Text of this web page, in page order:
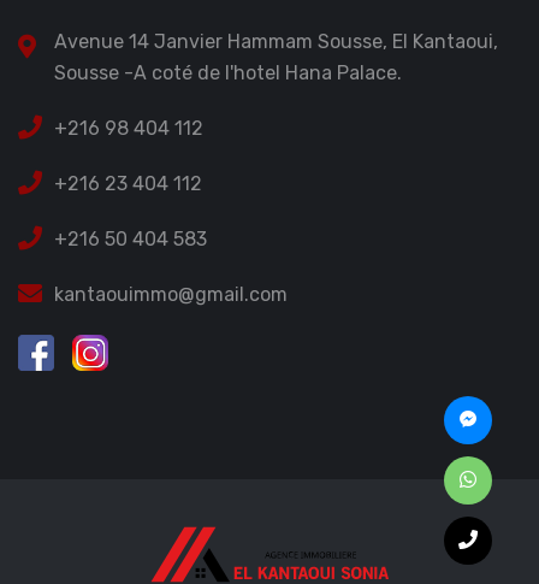
Avenue 14 Janvier Hammam Sousse, El Kantaoui,
Sousse -A coté de l'hotel Hana Palace.
+216 98 404 112
+216 23 404 112
+216 50 404 583
kantaouimmo@gmail.com